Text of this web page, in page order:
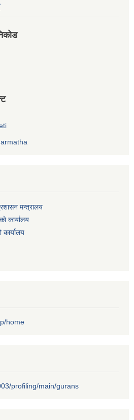
मन्त्रालय
कार्यालय
कार्यालय
home
profiling/main/gurans